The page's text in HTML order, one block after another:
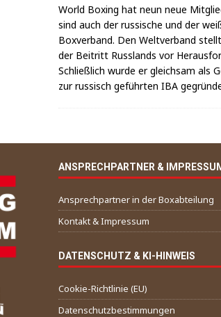
World Boxing hat neun neue
sind auch der rus­si­sche und der
Box­ver­band. Den Welt­ver­band
der Bei­tritt Russ­lands vor
Schließ­lich wur­de er gleich­sam als
zur rus­sisch geführ­ten IBA
ANSPRECHPARTNER &
Ansprechpartner in der Boxabteilung
Kontakt & Impressum
DATENSCHUTZ & KI-HINWEIS
Cookie-Richtlinie (EU)
Datenschutzbestimmungen